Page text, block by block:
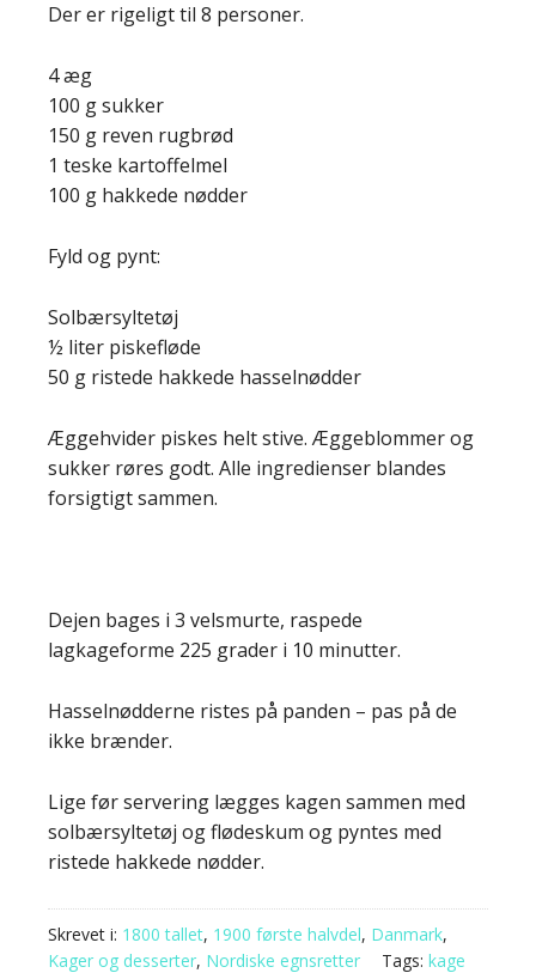
Der er rigeligt til 8 personer.
4 æg
100 g sukker
150 g reven rugbrød
1 teske kartoffelmel
100 g hakkede nødder
Fyld og pynt:
Solbærsyltetøj
½ liter piskefløde
50 g ristede hakkede hasselnødder
Æggehvider piskes helt stive. Æggeblommer og
sukker røres godt. Alle ingredienser blandes
forsigtigt sammen.
Dejen bages i 3 velsmurte, raspede
lagkageforme 225 grader i 10 minutter.
Hasselnødderne ristes på panden – pas på de
ikke brænder.
Lige før servering lægges kagen sammen med
solbærsyltetøj og flødeskum og pyntes med
ristede hakkede nødder.
Skrevet i: 1800 tallet, 1900 første halvdel, Danmark,
Kager og desserter, Nordiske egnsretter Tags: kage